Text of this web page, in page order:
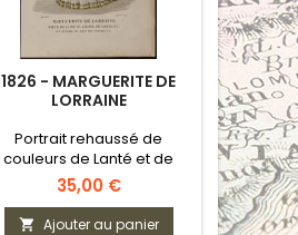
1826 - MARGUERITE DE
LORRAINE
Portrait rehaussé de
couleurs de Lanté et de
Gatine
Prix
35,00 €
 Ajouter au panier